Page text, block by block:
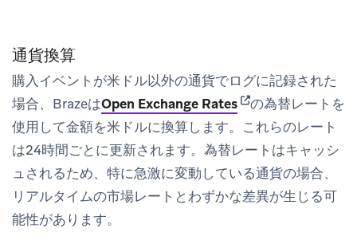
通貨換算
購入イベントが米ドル以外の通貨でログに記録された
場合、BrazeはOpen Exchange Rates(opens in new tab)
の為替レートを
使用して金額を米ドルに換算します。これらのレート
は24時間ごとに更新されます。為替レートはキャッシ
ュされるため、特に急激に変動している通貨の場合、
リアルタイムの市場レートとわずかな差異が生じる可
能性があります。